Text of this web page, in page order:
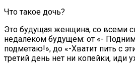
Что такое дочь?
Это будущая женщина, со всеми
недалёком будущем: от «-
подметаю!», до «-Хватит пить с
третий день нет ни копейки, иди